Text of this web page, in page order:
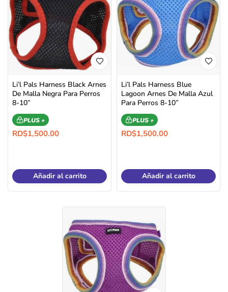
Li’l Pals Harness Black Arnes
De Malla Negra Para Perros
8-10”
PLUS +
RD$1,500.00
Añadir al carrito
Li’l Pals Harness Blue
Lagoon Arnes De Malla Azul
Para Perros 8-10”
PLUS +
RD$1,500.00
Añadir al carrito